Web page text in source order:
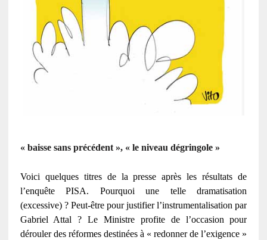
« baisse sans précédent », « le niveau dégringole »
Voici quelques titres de la presse après les résultats de
l’enquête PISA. Pourquoi une telle dramatisation
(excessive) ? Peut-être pour justifier l’instrumentalisation par
Gabriel Attal ? Le Ministre profite de l’occasion pour
dérouler des réformes destinées à « redonner de l’exigence »